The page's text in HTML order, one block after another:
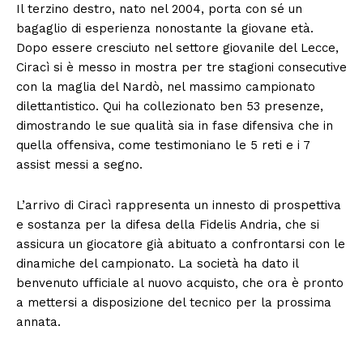
Il terzino destro, nato nel 2004, porta con sé un
bagaglio di esperienza nonostante la giovane età.
Dopo essere cresciuto nel settore giovanile del Lecce,
Ciracì si è messo in mostra per tre stagioni consecutive
con la maglia del Nardò, nel massimo campionato
dilettantistico. Qui ha collezionato ben 53 presenze,
dimostrando le sue qualità sia in fase difensiva che in
quella offensiva, come testimoniano le 5 reti e i 7
assist messi a segno.
L’arrivo di Ciracì rappresenta un innesto di prospettiva
e sostanza per la difesa della Fidelis Andria, che si
assicura un giocatore già abituato a confrontarsi con le
dinamiche del campionato. La società ha dato il
benvenuto ufficiale al nuovo acquisto, che ora è pronto
a mettersi a disposizione del tecnico per la prossima
annata.